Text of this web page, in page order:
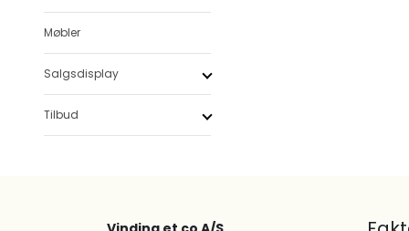
Møbler
Salgsdisplay
Tilbud